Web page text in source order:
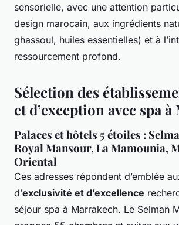
sensorielle, avec une attention
design marocain, aux ingrédients
ghassoul, huiles essentielles) et à
ressourcement profond.
Sélection des
et d’exception avec spa
Palaces et hôtels 5 étoiles :
Royal Mansour, La Mamounia,
Oriental
Ces adresses répondent d’emblée
d’exclusivité et d’excellence
séjour spa à Marrakech. Le Selman